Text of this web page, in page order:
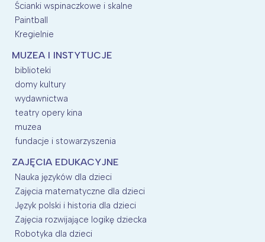
Ścianki wspinaczkowe i skalne
Paintball
Kregielnie
MUZEA I INSTYTUCJE
biblioteki
domy kultury
wydawnictwa
teatry opery kina
muzea
fundacje i stowarzyszenia
ZAJĘCIA EDUKACYJNE
Nauka języków dla dzieci
Zajęcia matematyczne dla dzieci
Język polski i historia dla dzieci
Zajęcia rozwijające logikę dziecka
Robotyka dla dzieci